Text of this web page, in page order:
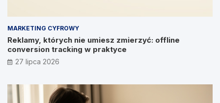
MARKETING CYFROWY
Reklamy, których nie umiesz zmierzyć: offline
conversion tracking w praktyce
27 lipca 2026